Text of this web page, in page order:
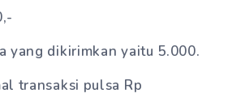
yang dikirimkan yaitu 5.000.
transaksi pulsa Rp